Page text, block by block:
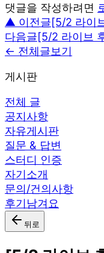
댓글을 작성하려면
▲ 이전글[5/2 라
다음글[5/2 라이
← 전체글보기
게시판
전체 글
공지사항
자유게시판
질문 & 답변
스터디 인증
자기소개
문의/건의사항
후기남겨요
뒤로